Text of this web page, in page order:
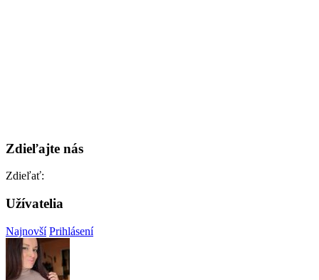
Zdieľajte nás
Zdieľať:
Užívatelia
Najnovší Prihlásení